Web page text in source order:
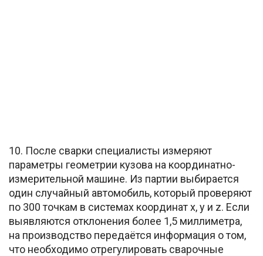
10. После сварки специалисты измеряют
параметры геометрии кузова на координатно-
измерительной машине. Из партии выбирается
один случайный автомобиль, который проверяют
по 300 точкам в системах координат x, y и z. Если
выявляются отклонения более 1,5 миллиметра,
на производство передаётся информация о том,
что необходимо отрегулировать сварочные